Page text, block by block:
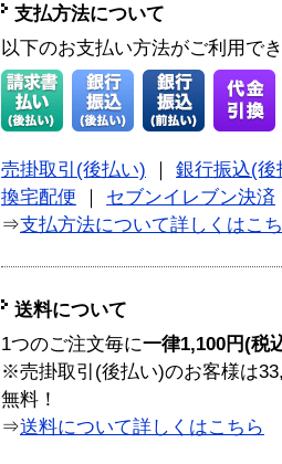
支払方法について
以下のお支払い方法がご利用で
売掛取引(後払い)
銀行振込(後
換宅配便
セブンイレブン決済
⇒支払方法について詳しくはこ
送料について
1つのご注文毎に一律1,100円(税
※売掛取引(後払い)のお客様は
無料！
⇒送料について詳しくはこちら